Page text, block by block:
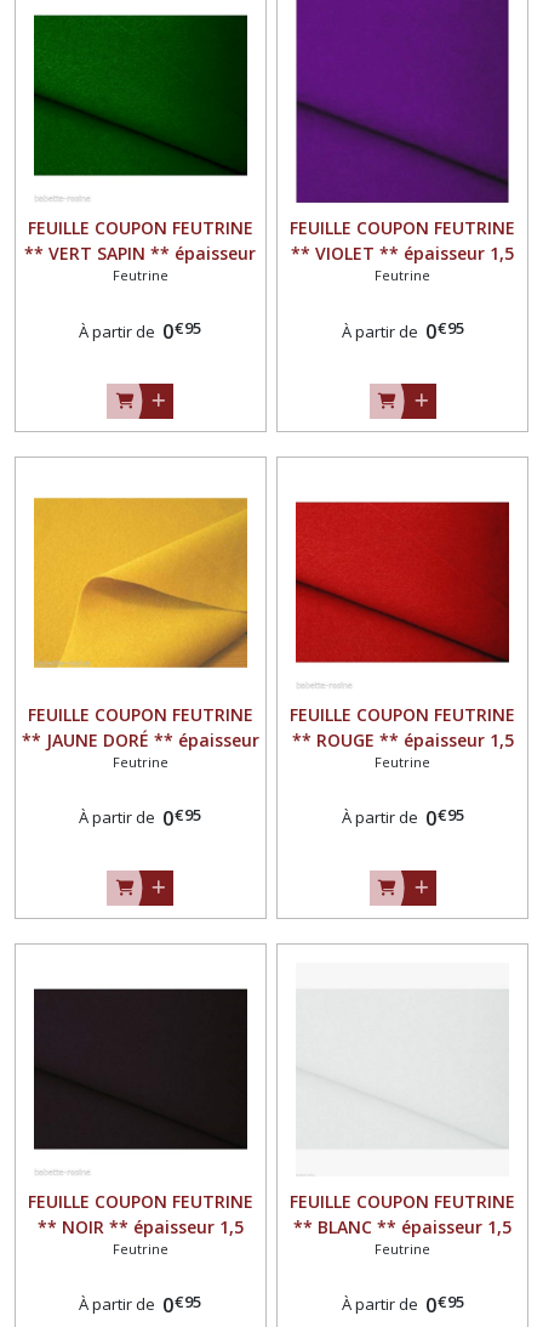
FEUILLE COUPON FEUTRINE
** VERT SAPIN ** épaisseur
1,5 mm
Feutrine
À partir de 0€95
FEUILLE COUPON FEUTRINE
** VIOLET ** épaisseur 1,5
mm
Feutrine
À partir de 0€95
FEUILLE COUPON FEUTRINE
** JAUNE DORÉ ** épaisseur
1,5 mm
Feutrine
À partir de 0€95
FEUILLE COUPON FEUTRINE
** ROUGE ** épaisseur 1,5
mm
Feutrine
À partir de 0€95
FEUILLE COUPON FEUTRINE
** NOIR ** épaisseur 1,5
mm
Feutrine
À partir de 0€95
FEUILLE COUPON FEUTRINE
** BLANC ** épaisseur 1,5
mm
Feutrine
À partir de 0€95